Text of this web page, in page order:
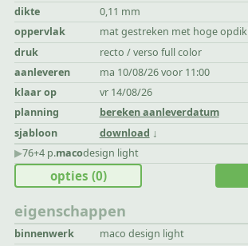
dikte
0,11 mm
oppervlak
mat gestreken met hoge
druk
recto / verso full color
aanleveren
ma 10/08/26 voor 11:00
klaar op
vr 14/08/26
planning
bereken aanleverdatum
sjabloon
download
▶︎76+4 p.macodesign light
eigenschappen
binnenwerk maco design light
opties (0)